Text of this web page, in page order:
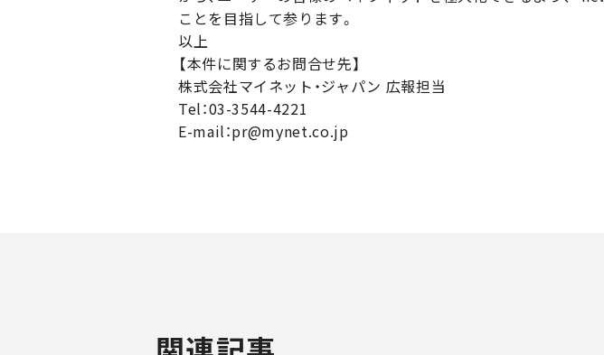
ことを目指して参ります。
以上
【本件に関するお問合せ先】
株式会社マイネット・ジャパン 広報担当
Tel：03-3544-4221
E-mail：pr@mynet.co.jp